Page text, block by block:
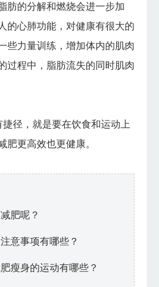
肪的分解和燃烧会进一步加
的心肺功能，对健康有很大的
些力量训练，增加体内的肌肉
过程中，脂肪流失的同时肌肉
径，就是要在饮食和运动上
肥更高效也更健康。
肥呢？
意事项有哪些？
瘦身的运动有哪些？